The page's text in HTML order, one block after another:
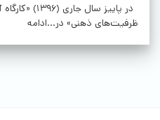
در پاییز سال
ظرفیت‌های ذهنی» در...ادامه